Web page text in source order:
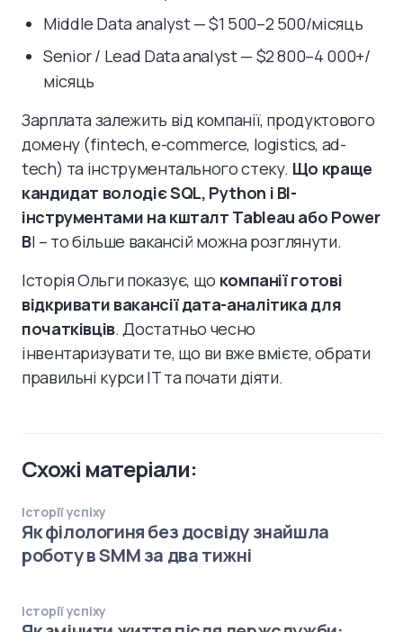
Middle Data analyst — $1 500–2 500/місяць
Senior / Lead Data analyst — $2 800–4 000+/
місяць
Зарплата залежить від компанії, продуктового
домену (fintech, e-commerce, logistics, ad-
tech) та інструментального стеку. Що краще
кандидат володіє SQL, Python і BI-
інструментами на кшталт Tableau або Power
BI – то більше вакансій можна розглянути.
Історія Ольги показує, що компанії готові
відкривати вакансії дата-аналітика для
початківців. Достатньо чесно
інвентаризувати те, що ви вже вмієте, обрати
правильні курси IT та почати діяти.
Схожі матеріали:
Історії успіху
Як філологиня без досвіду знайшла
роботу в SMM за два тижні
Історії успіху